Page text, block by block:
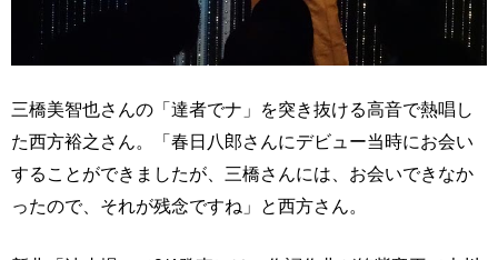
三橋美智也さんの「達者でナ」を突き抜ける高音で熱唱し
た西方裕之さん。「春日八郎さんにデビュー当時にお会い
することができましたが、三橋さんには、お会いできなか
ったので、それが残念ですね」と西方さん。